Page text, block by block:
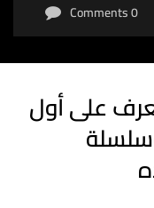
0 Comments
على أول